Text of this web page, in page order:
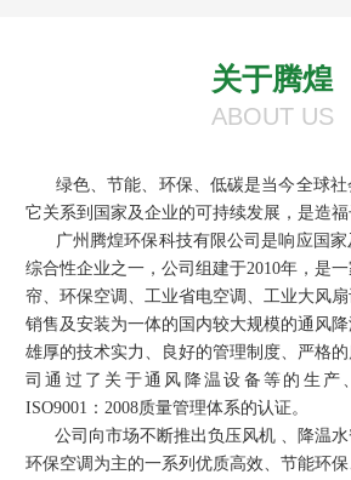
关于腾煌
ABOUT US
绿色、节能、环保、低碳是当今全球社
它关系到国家及企业的可持续发展，是造福
广州腾煌环保科技有限公司是响应国家
综合性企业之一，公司组建于2010年，是
帘、环保空调、工业省电空调、工业大风扇
销售及安装为一体的国内较大规模的通风
雄厚的技术实力、良好的管理制度、严格
司通过了关于通风降温设备等的生产
ISO9001：2008质量管理体系的认证。
公司向市场不断推出负压风机 、降温水
环保空调为主的一系列优质高效、节能环